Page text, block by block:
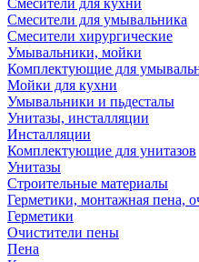
Смесители для кухни
Смесители для умывальника
Смесители хирургические
Умывальники, мойки
Комплектующие для
Мойки для кухни
Умывальники и пьдесталы
Унитазы, инсталляции
Инсталляции
Комплектующие для унитазов
Унитазы
Строительные материалы
Герметики, монтажная пена,
Герметики
Очистители пены
Пена